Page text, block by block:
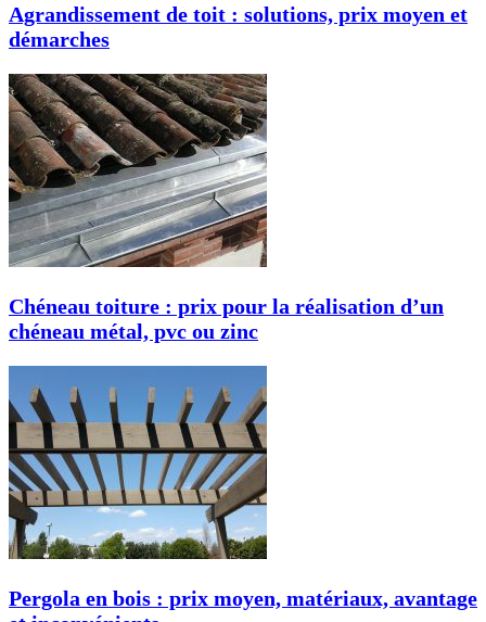
Agrandissement de toit : solutions, prix moyen et
démarches
Chéneau toiture : prix pour la réalisation d’un
chéneau métal, pvc ou zinc
Pergola en bois : prix moyen, matériaux, avantage